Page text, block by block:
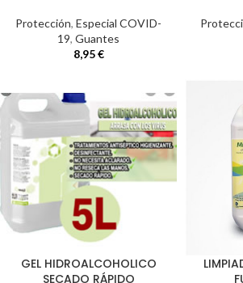
Protección, Especial COVID-
19, Guantes
8,95€
GEL HIDROALCOHOLICO
SECADO RÁPIDO